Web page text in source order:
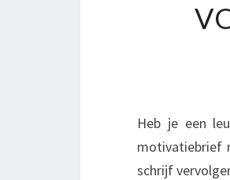
Heb je een
motivatiebrief
schrijf